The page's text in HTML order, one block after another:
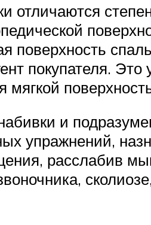
отличаются
покупателя.
и
упражнений,
расслабив